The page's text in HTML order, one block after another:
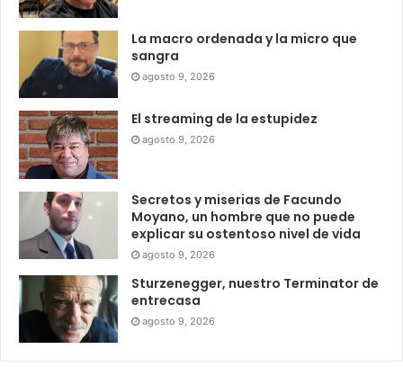
La macro ordenada y la micro que
sangra
agosto 9, 2026
El streaming de la estupidez
agosto 9, 2026
Secretos y miserias de Facundo
Moyano, un hombre que no puede
explicar su ostentoso nivel de vida
agosto 9, 2026
Sturzenegger, nuestro Terminator de
entrecasa
agosto 9, 2026